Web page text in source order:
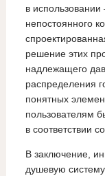
в
непостоянного
решение этих
надлежащего
распределения
понятных
пользователям
в соответствии
В заключение,
душевую систему